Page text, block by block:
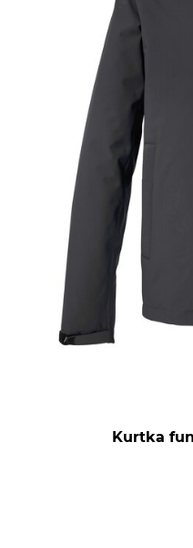
Kurtka